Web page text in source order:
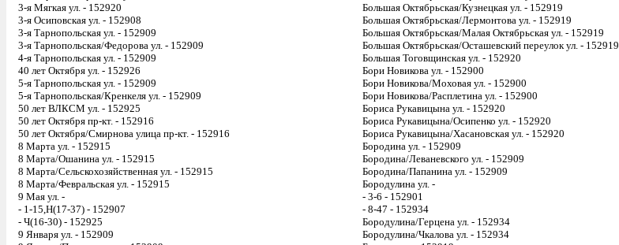
3-я Мягкая ул. - 152920
3-я Осиповская ул. - 152908
3-я Тарнопольская ул. - 152909
3-я Тарнопольская/Федорова ул. - 152909
4-я Тарнопольская ул. - 152909
40 лет Октября ул. - 152926
5-я Тарнопольская ул. - 152909
5-я Тарнопольская/Кренкеля ул. - 152909
50 лет ВЛКСМ ул. - 152925
50 лет Октября пр-кт. - 152916
50 лет Октября/Смирнова улица пр-кт. - 152916
8 Марта ул. - 152915
8 Марта/Ошанина ул. - 152915
8 Марта/Сельскохозяйственная ул. - 152915
8 Марта/Февральская ул. - 152915
9 Мая ул. -
- 1-15,Н(17-37) - 152907
- Ч(16-30) - 152925
9 Января ул. - 152909
Большая Октябрьская/Кузнецкая ул. - 152919
Большая Октябрьская/Лермонтова ул. - 152919
Большая Октябрьская/Малая Октябрьская ул. - 152919
Большая Октябрьская/Осташевский переулок ул. - 152919
Большая Тоговщинская ул. - 152920
Бори Новикова ул. - 152900
Бори Новикова/Моховая ул. - 152900
Бори Новикова/Расплетина ул. - 152900
Бориса Рукавицына ул. - 152920
Бориса Рукавицына/Осипенко ул. - 152920
Бориса Рукавицына/Хасановская ул. - 152920
Бородина ул. - 152909
Бородина/Леваневского ул. - 152909
Бородина/Папанина ул. - 152909
Бородулина ул. -
- 3-6 - 152901
- 8-47 - 152934
Бородулина/Герцена ул. - 152934
Бородулина/Чкалова ул. - 152934